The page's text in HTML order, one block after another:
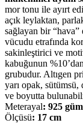
mor tonu ile ayırt
açık leylaktan,
sağlayan bir
vücudu etrafında
sakinleştirici ve
kabuğunun
grubudur. Altıgen
yarı opak,
ve boyutta
Meterayal: 925
Ölçüsü: 17 cm